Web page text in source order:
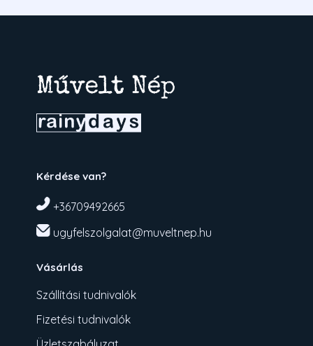
Kérdése van?
+36709492665
ugyfelszolgalat@muveltnep.hu
Vásárlás
Szállítási tudnivalók
Fizetési tudnivalók